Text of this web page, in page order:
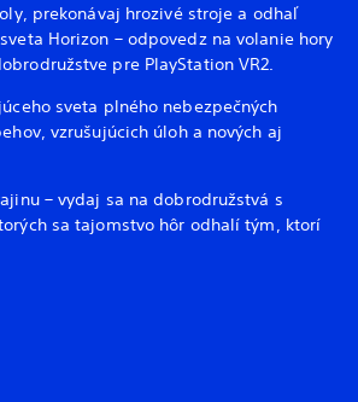
prekonávaj hrozivé stroje a odhaľ
Horizon – odpovedz na volanie hory
pre PlayStation VR2.
sveta plného nebezpečných
vzrušujúcich úloh a nových aj
– vydaj sa na dobrodružstvá s
sa tajomstvo hôr odhalí tým, ktorí